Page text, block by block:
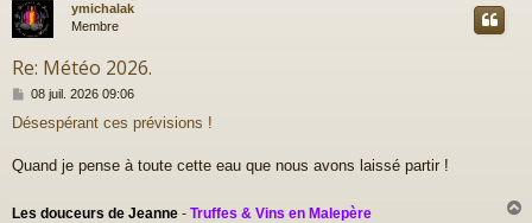
ymichalak
Membre
Re: Météo 2026.
M
s
a
08 juil. 2026 09:06
Désespérant ces prévisions !
Quand je pense à toute cette eau que nous avons laissé partir !
Les douceurs de Jeanne - Truffes & Vins en Malepère